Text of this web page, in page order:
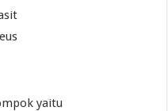
yaitu